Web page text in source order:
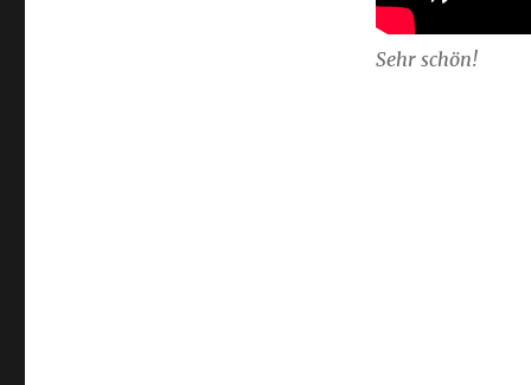
Sehr schön!